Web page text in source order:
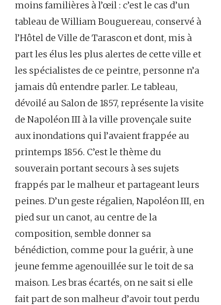
moins familières à l’œil : c’est le cas d’un
tableau de William Bouguereau, conservé à
l’Hôtel de Ville de Tarascon et dont, mis à
part les élus les plus alertes de cette ville et
les spécialistes de ce peintre, personne n’a
jamais dû entendre parler. Le tableau,
dévoilé au Salon de 1857, représente la visite
de Napoléon III à la ville provençale suite
aux inondations qui l’avaient frappée au
printemps 1856. C’est le thème du
souverain portant secours à ses sujets
frappés par le malheur et partageant leurs
peines. D’un geste régalien, Napoléon III, en
pied sur un canot, au centre de la
composition, semble donner sa
bénédiction, comme pour la guérir, à une
jeune femme agenouillée sur le toit de sa
maison. Les bras écartés, on ne sait si elle
fait part de son malheur d’avoir tout perdu